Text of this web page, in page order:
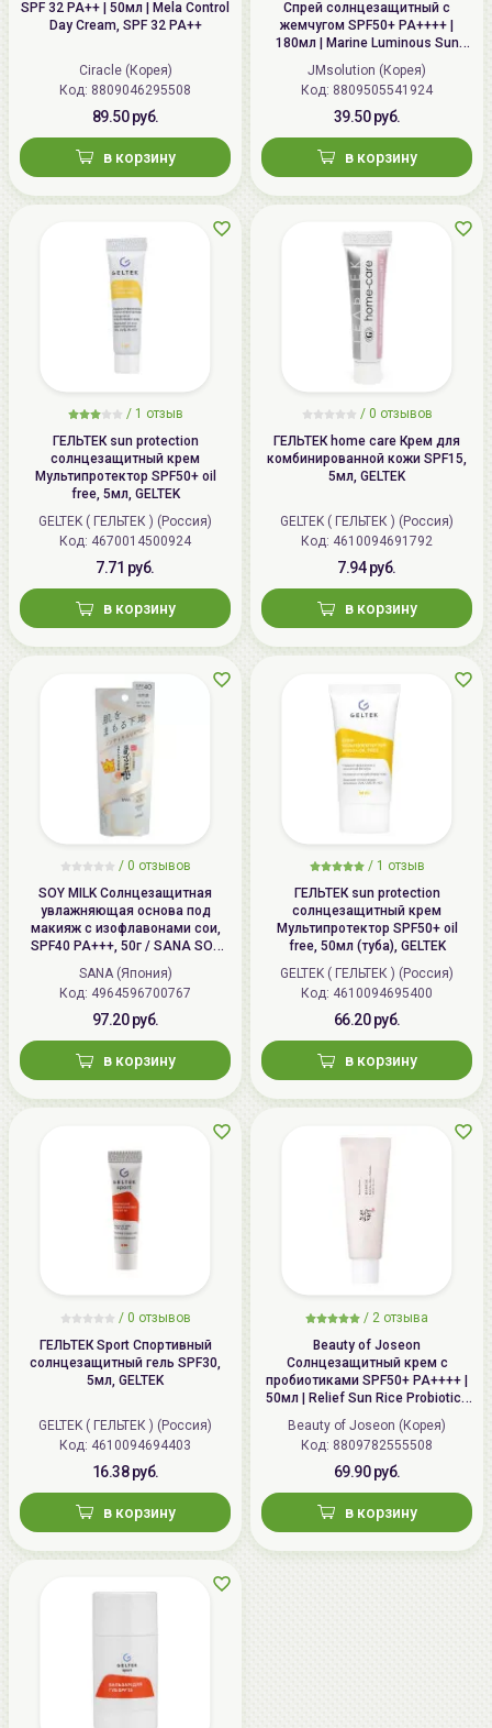
SPF 32 PA++ | 50мл | Mela Control
Day Cream, SPF 32 PA++
Ciracle (Корея)
Код: 8809046295508
89.50 руб.
в корзину
Спрей солнцезащитный с
жемчугом SPF50+ PA++++ |
180мл | Marine Luminous Sun
Spray Pearl SPF 50+ PA++++
JMsolution (Корея)
Код: 8809505541924
39.50 руб.
в корзину
/ 1 отзыв
ГЕЛЬТЕК sun protection
солнцезащитный крем
Мультипротектор SPF50+ oil
free, 5мл, GELTEK
GELTEK ( ГЕЛЬТЕК ) (Россия)
Код: 4670014500924
7.71 руб.
в корзину
/ 0 отзывов
ГЕЛЬТЕК home care Крем для
комбинированной кожи SPF15,
5мл, GELTEK
GELTEK ( ГЕЛЬТЕК ) (Россия)
Код: 4610094691792
7.94 руб.
в корзину
/ 0 отзывов
SOY MILK Солнцезащитная
увлажняющая основа под
макияж с изофлавонами сои,
SPF40 PA+++, 50г / SANA SOY
MILK Skincare UV Makeup Base
SANA (Япония)
Код: 4964596700767
97.20 руб.
в корзину
/ 1 отзыв
ГЕЛЬТЕК sun protection
солнцезащитный крем
Мультипротектор SPF50+ oil
free, 50мл (туба), GELTEK
GELTEK ( ГЕЛЬТЕК ) (Россия)
Код: 4610094695400
66.20 руб.
в корзину
/ 0 отзывов
ГЕЛЬТЕК Sport Спортивный
солнцезащитный гель SPF30,
5мл, GELTEK
GELTEK ( ГЕЛЬТЕК ) (Россия)
Код: 4610094694403
16.38 руб.
в корзину
/ 2 отзыва
Beauty of Joseon
Солнцезащитный крем с
пробиотиками SPF50+ PA++++ |
50мл | Relief Sun Rice Probiotics
SPF 50+ PA++++
Beauty of Joseon (Корея)
Код: 8809782555508
69.90 руб.
в корзину